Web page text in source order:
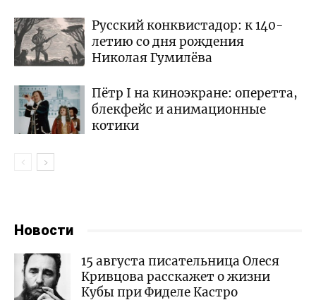
Русский конквистадор: к 140-
летию со дня рождения
Николая Гумилёва
Пётр I на киноэкране: оперетта,
блекфейс и анимационные
котики
Новости
15 августа писательница Олеся
Кривцова расскажет о жизни
Кубы при Фиделе Кастро